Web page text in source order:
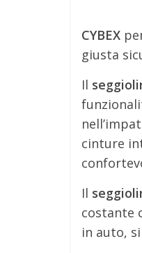
CYBEX
giusta
Il
cinture
Il
costante
in auto,